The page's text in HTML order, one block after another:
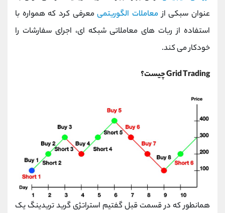
عنوان سبکی ازمعاملات الگوریتمیمعرفی کرد که همواره با
استفاده از ربات های معاملاتی شبکه ای، اجرای سفارشات را
خودکار می کند.
Grid Tradingچیست؟
همانطور که در قسمت قبل گفتیم استراتژی گرید تریدینگ یک